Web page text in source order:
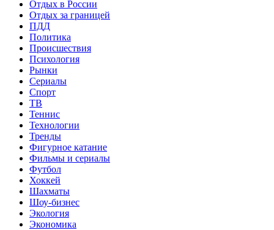
Отдых в России
Отдых за границей
ПДД
Политика
Происшествия
Психология
Рынки
Сериалы
Спорт
ТВ
Теннис
Технологии
Тренды
Фигурное катание
Фильмы и сериалы
Футбол
Хоккей
Шахматы
Шоу-бизнес
Экология
Экономика